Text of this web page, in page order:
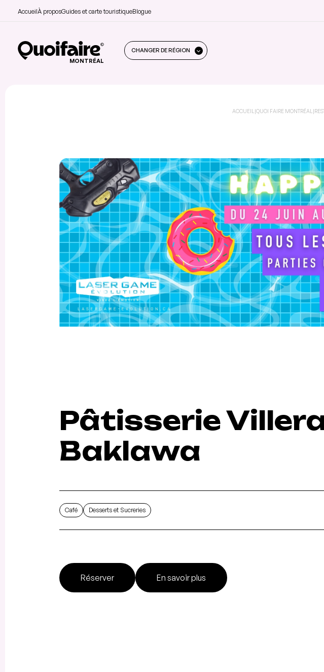
AccueilÀ proposGuides et carte touristiqueBlogue
MONTRÉAL
CHANGER DE RÉGION
ACCUEIL |QUOI FAIRE MONTRÉAL |
Pâtisserie
Baklawa
Café Desserts et Sucreries
Réserver En savoir plus